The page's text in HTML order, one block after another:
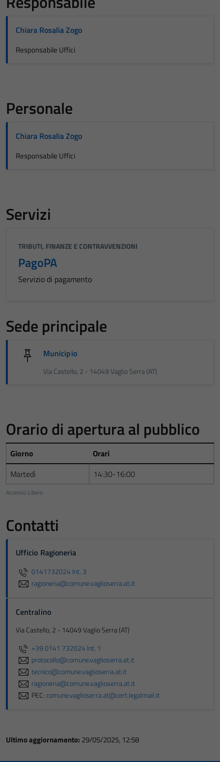
Chiara Rosalia Zogo
Responsabile Uffici
Personale
Chiara Rosalia Zogo
Responsabile Uffici
Servizi
TRIBUTI, FINANZE E CONTRAVVENZIONI
PagoPA
Servizio di pagamento
Sede principale
Municipio
Via Castello, 2 - 14049 Vaglio Serra (AT)
Orario di apertura al pubblico
Accesso Libero
Giorno
Orari
Martedì
14:30-16:00
Contatti
Ufficio Ragioneria
0141732024 Int. 3
ragioneria@comune.vaglioserra.at.it
Centralino
Via Castello, 2 - 14049 Vaglio Serra (AT)
+39 0141 732024 Int. 1
protocollo@comune.vaglioserra.at.it
tecnico@comune.vaglioserra.at.it
ragioneria@comune.vaglioserra.at.it
PEC:comune.vaglioserra.at@cert.legalmail.it
Ultimo aggiornamento: 29/05/2025, 12:58